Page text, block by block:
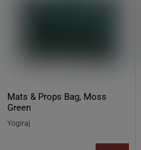
Mats & Props Bag, Moss
Green
Yogiraj